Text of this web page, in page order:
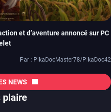
et d’aventure annoncé sur PC
Par : PikaDocMaster78/PikaDoc42
NEWS
plaire